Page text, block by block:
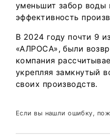
уменьшит забор воды
эффективность
В 2024 году почти 9
«АЛРОСА», были
компания
укрепляя замкнутый
своих производств.
Если вы нашли ошибку,